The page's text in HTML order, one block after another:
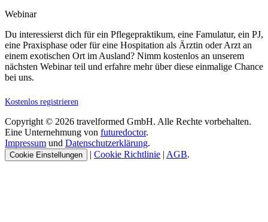
Webinar
Du interessierst dich für ein Pflegepraktikum, eine Famulatur, ein PJ,
eine Praxisphase oder für eine Hospitation als Ärztin oder Arzt an
einem exotischen Ort im Ausland? Nimm kostenlos an unserem
nächsten Webinar teil und erfahre mehr über diese einmalige Chance
bei uns.
Kostenlos registrieren
Copyright © 2026 travelformed GmbH. Alle Rechte vorbehalten.
Eine Unternehmung von futuredoctor.
Impressum und Datenschutzerklärung.
Cookie Einstellungen | Cookie Richtlinie | AGB.